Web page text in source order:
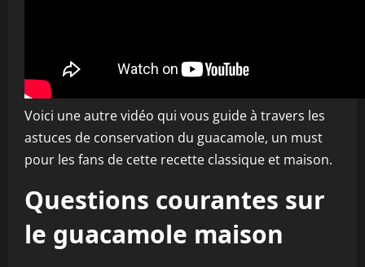
Voici une autre vidéo qui vous guide à travers les
astuces de conservation du guacamole, un must
pour les fans de cette recette classique et maison.
Questions courantes sur
le guacamole maison